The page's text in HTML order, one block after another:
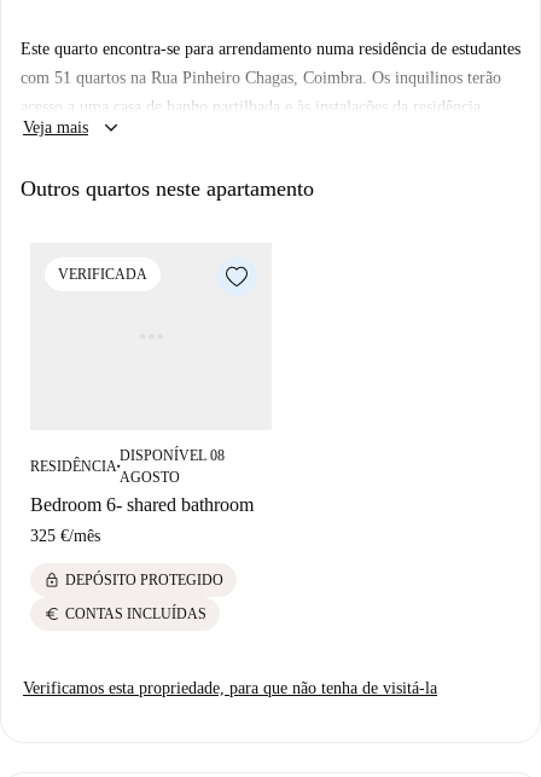
Este quarto encontra-se para arrendamento numa residência de estudantes
com 51 quartos na Rua Pinheiro Chagas, Coimbra. Os inquilinos terão
acesso a uma casa de banho partilhada e às instalações da residência,
incluindo: três cozinhas partilhadas, uma biblioteca, uma sala de estudo,
Veja mais keyboard_arrow_down
Outros quartos neste apartamento
VERIFICADA
RESIDÊNCIA ■
DISPONÍVEL 08
AGOSTO
Bedroom 6- shared bathroom
325 €/mês
lock DEPÓSITO PROTEGIDO
euro CONTAS INCLUÍDAS
Verificamos esta propriedade, para que não tenha de visitá-la